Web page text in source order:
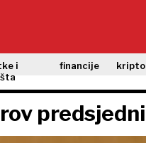
i
financije kripto